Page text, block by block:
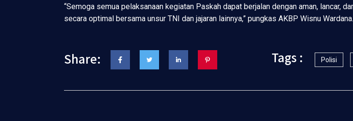
“Semoga semua pelaksanaan kegiatan Paskah dapat berjalan dengan aman, lancar,
secara optimal bersama unsur TNI dan jajaran lainnya,” pungkas AKBP Wisnu
Share: Tags : Polisi